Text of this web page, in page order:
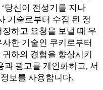
당신이 전성기를 지나
기술로부터 수집 된 정
하고 요청을 보낼 때 우
한 기술인 쿠키로부터
하의 경험을 향상시키
과 광고를 개인화하고, 서
보를 사용합니다.